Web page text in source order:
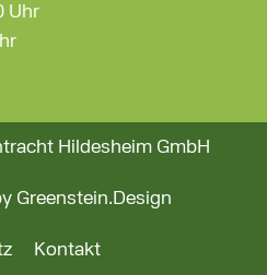
Uhr
Hildesheim GmbH
Greenstein.Design
Kontakt